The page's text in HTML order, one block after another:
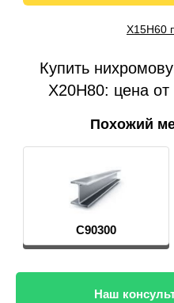
Х15Н60
Купить
Х20Н80: цена
Похожий
С90300
Наш